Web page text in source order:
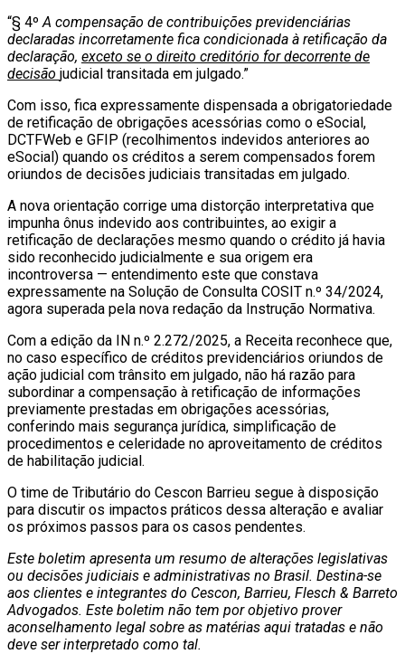
“§ 4ºA compensação de contribuições previdenciárias
declaradas incorretamente fica condicionada à retificação da
declaração, exceto se o direito creditório for decorrente de
decisão judicial transitada em julgado.”
Com isso, fica expressamente dispensada a obrigatoriedade
de retificação de obrigações acessórias como o eSocial,
DCTFWeb e GFIP (recolhimentos indevidos anteriores ao
eSocial) quando os créditos a serem compensados forem
oriundos de decisões judiciais transitadas em julgado.
A nova orientação corrige uma distorção interpretativa que
impunha ônus indevido aos contribuintes, ao exigir a
retificação de declarações mesmo quando o crédito já havia
sido reconhecido judicialmente e sua origem era
incontroversa — entendimento este que constava
expressamente na Solução de Consulta COSIT n.º 34/2024,
agora superada pela nova redação da Instrução Normativa.
Com a edição da IN n.º 2.272/2025, a Receita reconhece que,
no caso específico de créditos previdenciários oriundos de
ação judicial com trânsito em julgado, não há razão para
subordinar a compensação à retificação de informações
previamente prestadas em obrigações acessórias,
conferindo mais segurança jurídica, simplificação de
procedimentos e celeridade no aproveitamento de créditos
de habilitação judicial.
O time de Tributário do Cescon Barrieu segue à disposição
para discutir os impactos práticos dessa alteração e avaliar
os próximos passos para os casos pendentes.
Este boletim apresenta um resumo de alterações legislativas
ou decisões judiciais e administrativas no Brasil. Destina-se
aos clientes e integrantes do Cescon, Barrieu, Flesch & Barreto
Advogados. Este boletim não tem por objetivo prover
aconselhamento legal sobre as matérias aqui tratadas e não
deve ser interpretado como tal.